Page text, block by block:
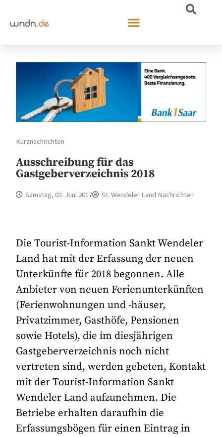
Kurznachrichten
Ausschreibung für das
Gastgeberverzeichnis 2018
Samstag, 03. Juni 2017 St. Wendeler Land Nachrichten
Die Tourist-Information Sankt Wendeler
Land hat mit der Erfassung der neuen
Unterkünfte für 2018 begonnen. Alle
Anbieter von neuen Ferienunterkünften
(Ferienwohnungen und -häuser,
Privatzimmer, Gasthöfe, Pensionen
sowie Hotels), die im diesjährigen
Gastgeberverzeichnis noch nicht
vertreten sind, werden gebeten, Kontakt
mit der Tourist-Information Sankt
Wendeler Land aufzunehmen. Die
Betriebe erhalten daraufhin die
Erfassungsbögen für einen Eintrag in